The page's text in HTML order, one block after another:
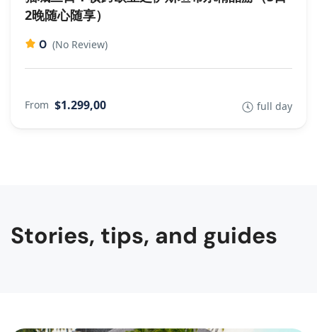
2晚随心随享）
0 (No Review)
From $1.299,00 full day
Stories, tips, and guides